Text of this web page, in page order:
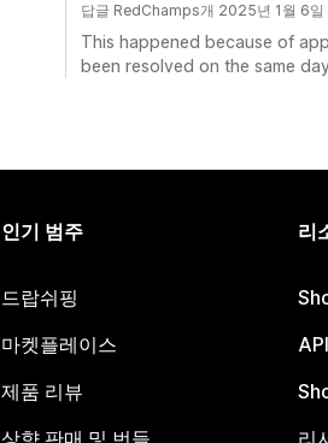
답글 RedChamps개 2025년 1월 6일
This happened because of
been resolved on the same
인기 범주
드랍쉬핑
마켓플레이스
제품 리뷰
상향 판매 및 번들
리
리